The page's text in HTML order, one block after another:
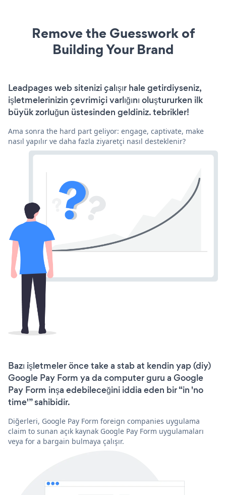
Remove the Guesswork of
Building Your Brand
Leadpages web sitenizi çalışır hale getirdiyseniz,
işletmelerinizin çevrimiçi varlığını oluştururken ilk
büyük zorluğun üstesinden geldiniz. tebrikler!
Ama sonra the hard part geliyor: engage, captivate, make
nasıl yapılır ve daha fazla ziyaretçi nasıl desteklenir?
Bazı işletmeler önce take a stab at kendin yap (diy)
Google Pay Form ya da computer guru a Google
Pay Form inşa edebileceğini iddia eden bir “in 'no
time'” sahibidir.
Diğerleri, Google Pay Form foreign companies uygulama
claim to sunan açık kaynak Google Pay Form uygulamaları
veya for a bargain bulmaya çalışır.